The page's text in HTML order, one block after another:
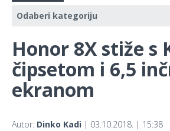
Honor 8X stiže s
čipsetom i 6,5
ekranom
Autor: Dinko Kadi | 03.10.2018. | 15:38